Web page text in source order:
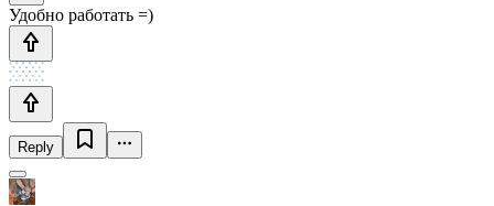
Удобно работать =)
Reply